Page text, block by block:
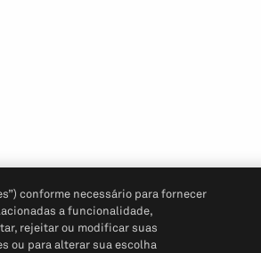
conforme necessário para fornecer
a funcionalidade,
rejeitar ou modificar suas
ou para alterar sua escolha